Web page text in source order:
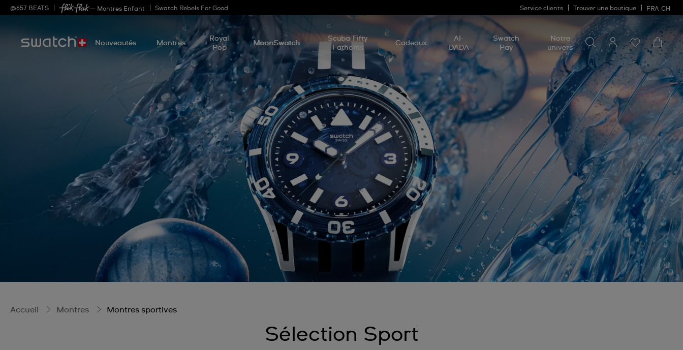
@657 BEATS — Montres Enfant Swatch Rebels For Good Service clients Trouver une boutique FRA CH
Nouveautés Montres
Royal
Pop
MoonSwatch
Scuba Fifty
Fathoms
Cadeaux
AI-
DADA
Swatch
Pay
Notre
univers
Chercher
un
produit
Chercher un produit
Accueil Montres Montres sportives
Sélection Sport